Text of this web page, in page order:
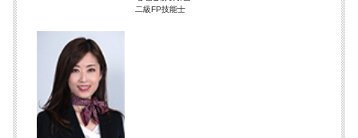
二級FP技能士